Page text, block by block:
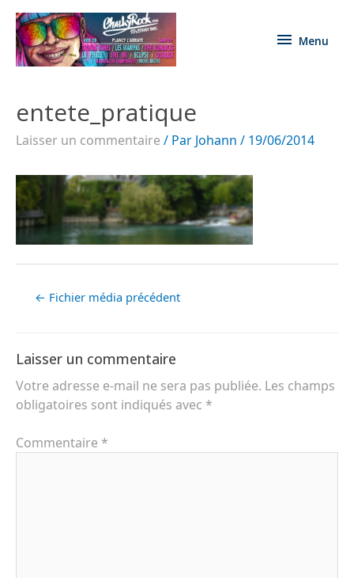
Menu
entete_pratique
Laisser un commentaire / Par Johann / 19/06/2014
← Fichier média précédent
Laisser un commentaire
Votre adresse e-mail ne sera pas publiée. Les champs
obligatoires sont indiqués avec *
Commentaire *